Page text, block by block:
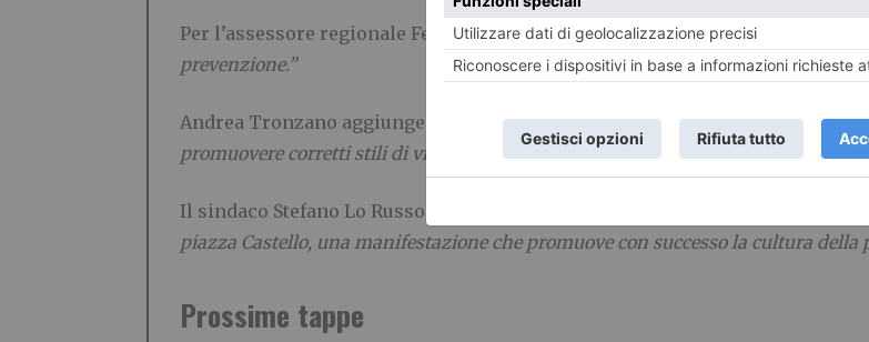
Per l’assessore regionale Federico Riboldi:“Un binomio, quello tra salute e
prevenzione.”
Andrea Tronzano aggiunge:
“Manifestazioni quali Tennis and Friends ci
promuovere corretti stili di vita.”
Il sindaco Stefano Lo Russo conclude:
“Siamo lieti di accogliere anche
piazza Castello, una manifestazione che promuove con successo la cultura della
Prossime tappe